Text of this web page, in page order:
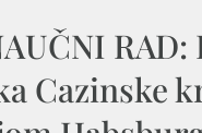
Cazinske